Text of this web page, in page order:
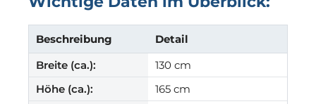
Beschreibung
Detail
Breite (ca.):
130 cm
Höhe (ca.):
165 cm